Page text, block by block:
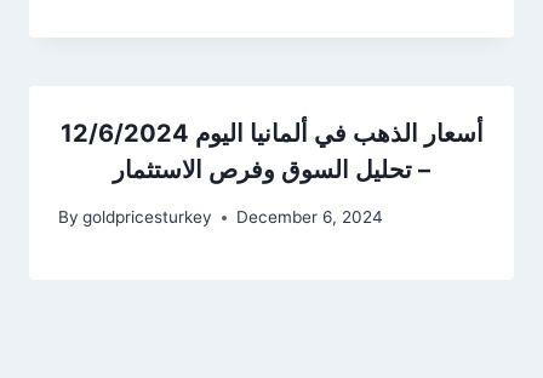
أسعار الذهب في ألمانيا اليوم 12/6/2024
– تحليل السوق وفرص الاستثمار
By goldpricesturkey December 6, 2024